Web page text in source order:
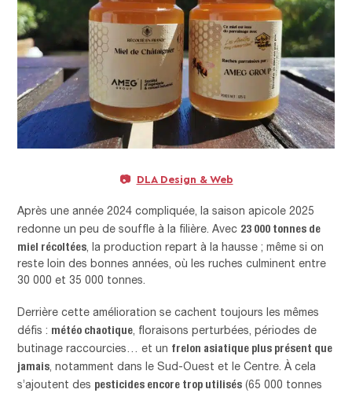
📷 DLA Design & Web
Après une année 2024 compliquée, la saison apicole 2025
redonne un peu de souffle à la filière. Avec 23 000 tonnes de
miel récoltées , la production repart à la hausse ; même si on
reste loin des bonnes années, où les ruches culminent entre
30 000 et 35 000 tonnes.
Derrière cette amélioration se cachent toujours les mêmes
défis : météo chaotique , floraisons perturbées, périodes de
butinage raccourcies… et un frelon asiatique plus présent que
jamais , notamment dans le Sud-Ouest et le Centre. À cela
s’ajoutent des pesticides encore trop utilisés (65 000 tonnes